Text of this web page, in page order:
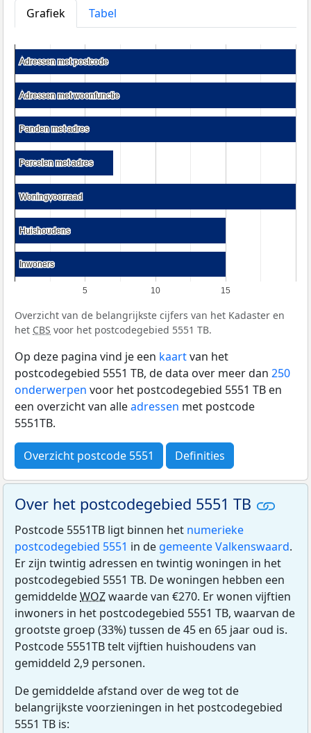
Grafiek
Tabel
5 10 15
Adressen met postcode
Adressen met postcode
Adressen met woonfunctie
Adressen met woonfunctie
Panden met adres
Panden met adres
Percelen met adres
Percelen met adres
Woningvoorraad
Woningvoorraad
Huishoudens
Huishoudens
Inwoners
Inwoners
Overzicht van de belangrijkste cijfers van het Kadaster en
het CBS voor het postcodegebied 5551 TB.
Op deze pagina vind je een kaartvan het
postcodegebied 5551 TB, de data over meer dan 250
onderwerpen voor het postcodegebied 5551 TB en
een overzicht van alleadressen met postcode
5551TB.
Overzicht postcode 5551 Definities
Over het postcodegebied 5551 TB
Postcode 5551TB ligt binnen het numerieke
postcodegebied 5551 in de gemeente Valkenswaard.
Er zijn twintig adressen en twintig woningen in het
postcodegebied 5551 TB. De woningen hebben een
gemiddeldeWOZwaarde van €270. Er wonen vijftien
inwoners in het postcodegebied 5551 TB, waarvan de
grootste groep (33%) tussen de 45 en 65 jaar oud is.
Postcode 5551TB telt vijftien huishoudens van
gemiddeld 2,9 personen.
De gemiddelde afstand over de weg tot de
belangrijkste voorzieningen in het postcodegebied
5551 TB is: